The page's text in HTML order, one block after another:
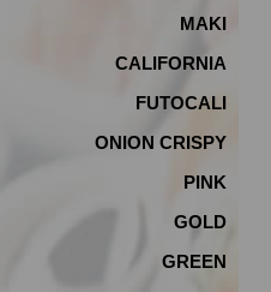
MAKI
CALIFORNIA
FUTOCALI
ONION CRISPY
PINK
GOLD
GREEN